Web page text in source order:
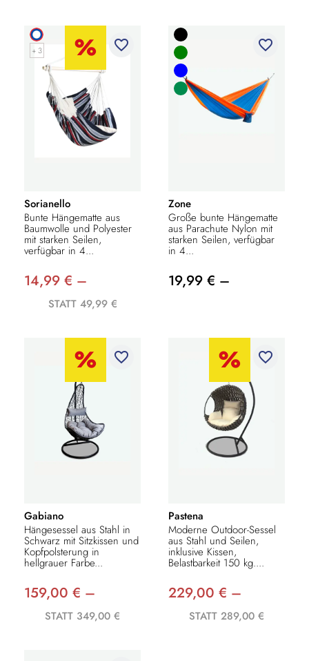
+ 3 favorite_border
Sorianello
Bunte Hängematte aus
Baumwolle und Polyester
mit starken Seilen,
verfügbar in 4...
14,99 € –
STATT 49,99 €
favorite_border
Zone
Große bunte Hängematte
aus Parachute Nylon mit
starken Seilen, verfügbar
in 4...
19,99 € –
favorite_border
Gabiano
Hängesessel aus Stahl in
Schwarz mit Sitzkissen und
Kopfpolsterung in
hellgrauer Farbe...
159,00 € –
STATT 349,00 €
favorite_border
Pastena
Moderne Outdoor-Sessel
aus Stahl und Seilen,
inklusive Kissen,
Belastbarkeit 150 kg....
229,00 € –
STATT 289,00 €